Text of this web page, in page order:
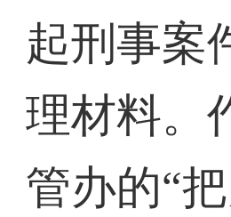
起刑事案
理材料。
管办的“